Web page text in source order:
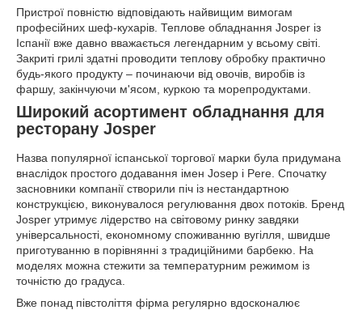
Пристрої повністю відповідають найвищим вимогам
професійних шеф-кухарів. Теплове обладнання Josper із
Іспанії вже давно вважається легендарним у всьому світі.
Закриті грилі здатні проводити теплову обробку практично
будь-якого продукту – починаючи від овочів, виробів із
фаршу, закінчуючи м'ясом, куркою та морепродуктами.
Широкий асортимент обладнання для
ресторану Josper
Назва популярної іспанської торгової марки була придумана
внаслідок простого додавання імен Josep і Pere. Спочатку
засновники компанії створили піч із нестандартною
конструкцією, виконувалося регулювання двох потоків. Бренд
Josper утримує лідерство на світовому ринку завдяки
універсальності, економному споживанню вугілля, швидше
приготуванню в порівнянні з традиційними барбекю. На
моделях можна стежити за температурним режимом із
точністю до градуса.
Вже понад півстоліття фірма регулярно вдосконалює